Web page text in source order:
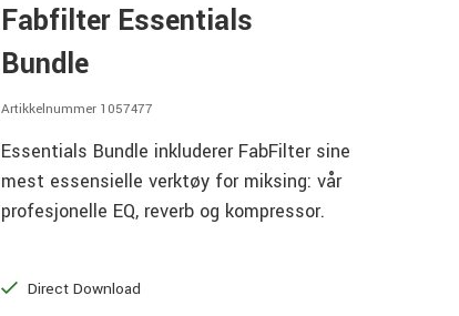
Fabfilter Essentials
Bundle
Artikkelnummer 1057477
Essentials Bundle inkluderer FabFilter sine
mest essensielle verktøy for miksing: vår
profesjonelle EQ, reverb og kompressor.
Direct Download